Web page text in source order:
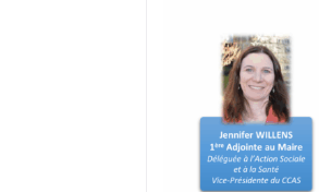
où il réside s’il
recensement
peut ne pas être
ou encore d’un